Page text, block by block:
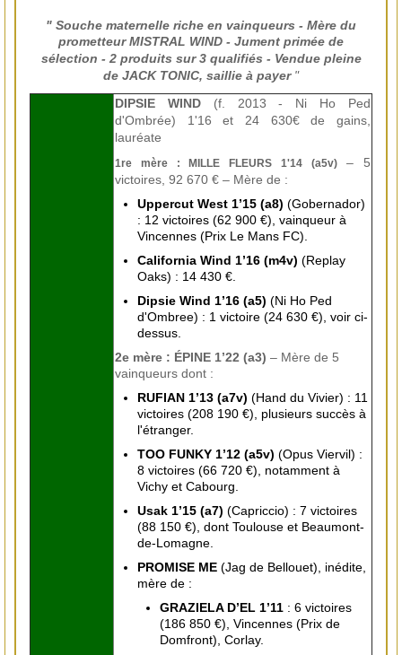
" Souche maternelle riche en vainqueurs - Mère du
prometteur MISTRAL WIND - Jument primée de
sélection - 2 produits sur 3 qualifiés - Vendue pleine
de JACK TONIC, saillie à payer "
DIPSIE WIND (f. 2013 - Ni Ho Ped
d'Ombrée) 1'16 et 24 630€ de gains,
lauréate
1re mère : MILLE FLEURS 1'14 (a5v)– 5
victoires, 92 670 € – Mère de :
Uppercut West 1’15 (a8) (Gobernador)
: 12 victoires (62 900 €), vainqueur à
Vincennes (Prix Le Mans FC).
California Wind 1’16 (m4v) (Replay
Oaks) : 14 430 €.
Dipsie Wind 1’16 (a5) (Ni Ho Ped
d'Ombree) : 1 victoire (24 630 €), voir ci-
dessus.
2e mère : ÉPINE 1’22 (a3) – Mère de 5
vainqueurs dont :
RUFIAN 1’13 (a7v) (Hand du Vivier) : 11
victoires (208 190 €), plusieurs succès à
l'étranger.
TOO FUNKY 1’12 (a5v) (Opus Viervil) :
8 victoires (66 720 €), notamment à
Vichy et Cabourg.
Usak 1’15 (a7) (Capriccio) : 7 victoires
(88 150 €), dont Toulouse et Beaumont-
de-Lomagne.
PROMISE ME (Jag de Bellouet), inédite,
mère de :
GRAZIELA D’EL 1’11 : 6 victoires
(186 850 €), Vincennes (Prix de
Domfront), Corlay.